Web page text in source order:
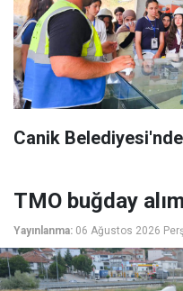
Canik
TMO buğday
Yayınlanma: 06 Ağustos 2026